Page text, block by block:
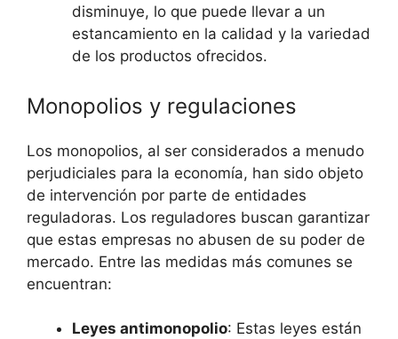
disminuye, lo que ⁤puede llevar a un
estancamiento en la calidad‍ y la⁤ variedad⁣
de los⁤ productos ofrecidos.
Monopolios y ⁤regulaciones
Los ⁣monopolios, ⁤al ser⁢ considerados a menudo
perjudiciales⁤ para la economía, han sido objeto
de intervención por‌ parte de ‌entidades
reguladoras. ⁣Los reguladores buscan garantizar
que estas ‍empresas no abusen de su poder⁢ de
mercado. ‍Entre las medidas más ​comunes ⁣se
encuentran:
Leyes antimonopolio: Estas leyes están